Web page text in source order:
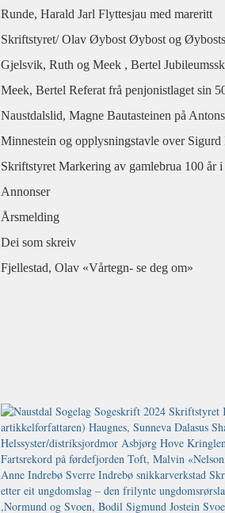
Runde, Harald Jarl Flyttesjau med mareritt
Skriftstyret/ Olav Øybost Øybost og
Gjelsvik, Ruth og Meek , Bertel
Meek, Bertel Referat frå penjonistlaget sin
Naustdalslid, Magne Bautasteinen på
Minnestein og opplysningstavle over Sigurd
Skriftstyret Markering av gamlebrua 100 år
Annonser
Årsmelding
Dei som skreiv
Fjellestad, Olav «Vårtegn- se deg om»